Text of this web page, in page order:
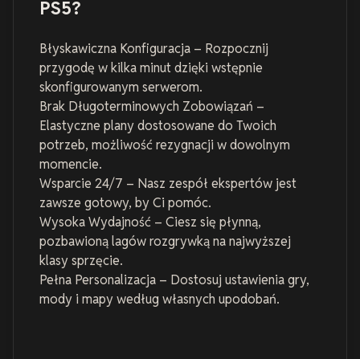
PS5?
Błyskawiczna Konfiguracja – Rozpocznij
przygodę w kilka minut dzięki wstępnie
skonfigurowanym serwerom.
Brak Długoterminowych Zobowiązań –
Elastyczne plany dostosowane do Twoich
potrzeb, możliwość rezygnacji w dowolnym
momencie.
Wsparcie 24/7 – Nasz zespół ekspertów jest
zawsze gotowy, by Ci pomóc.
Wysoka Wydajność – Ciesz się płynną,
pozbawioną lagów rozgrywką na najwyższej
klasy sprzęcie.
Pełna Personalizacja – Dostosuj ustawienia gry,
mody i mapy według własnych upodobań.